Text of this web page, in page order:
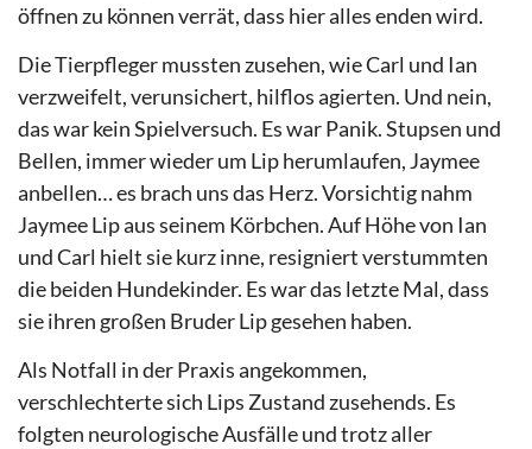
öffnen zu können verrät, dass hier alles enden wird.
Die Tierpfleger mussten zusehen, wie Carl und Ian
verzweifelt, verunsichert, hilflos agierten. Und nein,
das war kein Spielversuch. Es war Panik. Stupsen und
Bellen, immer wieder um Lip herumlaufen, Jaymee
anbellen… es brach uns das Herz. Vorsichtig nahm
Jaymee Lip aus seinem Körbchen. Auf Höhe von Ian
und Carl hielt sie kurz inne, resigniert verstummten
die beiden Hundekinder. Es war das letzte Mal, dass
sie ihren großen Bruder Lip gesehen haben.
Als Notfall in der Praxis angekommen,
verschlechterte sich Lips Zustand zusehends. Es
folgten neurologische Ausfälle und trotz aller